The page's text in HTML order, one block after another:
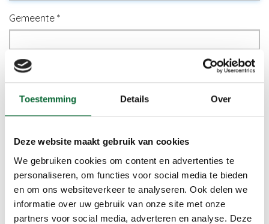
Toestemming Details Over
Deze website maakt gebruik van cookies
We gebruiken cookies om content en advertenties te
personaliseren, om functies voor social media te bieden
en om ons websiteverkeer te analyseren. Ook delen we
informatie over uw gebruik van onze site met onze
partners voor social media, adverteren en analyse. Deze
Gemeente *
Telephone *
E-mail *
Remark *